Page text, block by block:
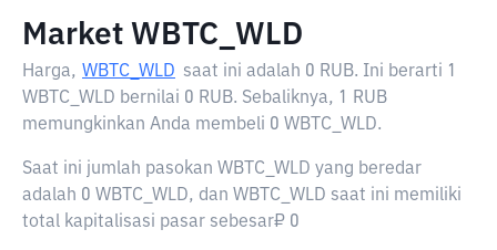
Market WBTC_WLD
Harga, WBTC_WLD saat ini adalah 0 RUB. Ini berarti 1
WBTC_WLD bernilai 0 RUB. Sebaliknya, 1 RUB
memungkinkan Anda membeli 0 WBTC_WLD.
Saat ini jumlah pasokan WBTC_WLD yang beredar
adalah 0 WBTC_WLD, dan WBTC_WLD saat ini memiliki
total kapitalisasi pasar sebesar₽ 0